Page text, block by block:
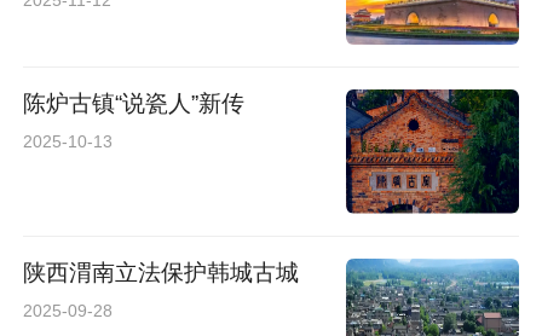
陈炉古镇“说瓷人”新传
2025-10-13
陕西渭南立法保护韩城古城
2025-09-28